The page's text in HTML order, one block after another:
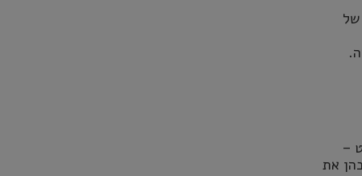
–
את